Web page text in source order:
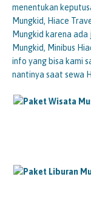
menentukan
Mungkid, Hiace
Mungkid karena
Mungkid, Minibus
info yang bisa kami
nantinya saat sewa